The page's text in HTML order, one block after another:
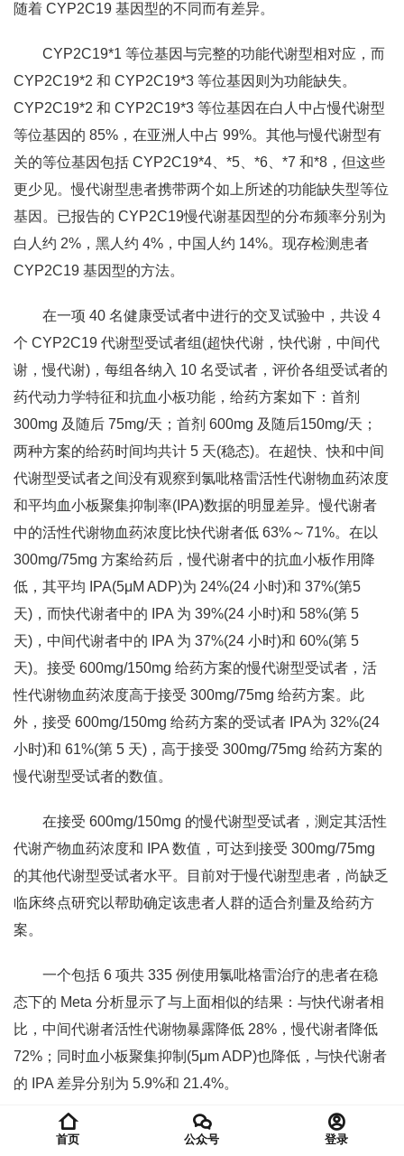
随着 CYP2C19 基因型的不同而有差异。
CYP2C19*1 等位基因与完整的功能代谢型相对应，而
CYP2C19*2 和 CYP2C19*3 等位基因则为功能缺失。
CYP2C19*2 和 CYP2C19*3 等位基因在白人中占慢代谢型
等位基因的 85%，在亚洲人中占 99%。其他与慢代谢型有
关的等位基因包括 CYP2C19*4、*5、*6、*7 和*8，但这些
更少见。慢代谢型患者携带两个如上所述的功能缺失型等位
基因。已报告的 CYP2C19慢代谢基因型的分布频率分别为
白人约 2%，黑人约 4%，中国人约 14%。现存检测患者
CYP2C19 基因型的方法。
在一项 40 名健康受试者中进行的交叉试验中，共设 4
个 CYP2C19 代谢型受试者组(超快代谢，快代谢，中间代
谢，慢代谢)，每组各纳入 10 名受试者，评价各组受试者的
药代动力学特征和抗血小板功能，给药方案如下：首剂
300mg 及随后 75mg/天；首剂 600mg 及随后150mg/天；
两种方案的给药时间均共计 5 天(稳态)。在超快、快和中间
代谢型受试者之间没有观察到氯吡格雷活性代谢物血药浓度
和平均血小板聚集抑制率(IPA)数据的明显差异。慢代谢者
中的活性代谢物血药浓度比快代谢者低 63%～71%。在以
300mg/75mg 方案给药后，慢代谢者中的抗血小板作用降
低，其平均 IPA(5μM ADP)为 24%(24 小时)和 37%(第5
天)，而快代谢者中的 IPA 为 39%(24 小时)和 58%(第 5
天)，中间代谢者中的 IPA 为 37%(24 小时)和 60%(第 5
天)。接受 600mg/150mg 给药方案的慢代谢型受试者，活
性代谢物血药浓度高于接受 300mg/75mg 给药方案。此
外，接受 600mg/150mg 给药方案的受试者 IPA为 32%(24
小时)和 61%(第 5 天)，高于接受 300mg/75mg 给药方案的
慢代谢型受试者的数值。
在接受 600mg/150mg 的慢代谢型受试者，测定其活性
代谢产物血药浓度和 IPA 数值，可达到接受 300mg/75mg
的其他代谢型受试者水平。目前对于慢代谢型患者，尚缺乏
临床终点研究以帮助确定该患者人群的适合剂量及给药方
案。
一个包括 6 项共 335 例使用氯吡格雷治疗的患者在稳
态下的 Meta 分析显示了与上面相似的结果：与快代谢者相
比，中间代谢者活性代谢物暴露降低 28%，慢代谢者降低
72%；同时血小板聚集抑制(5μm ADP)也降低，与快代谢者
的 IPA 差异分别为 5.9%和 21.4%。
尚缺乏前瞻性、随机、对照试验结果以评价 CYP2C19
首页 公众号 登录